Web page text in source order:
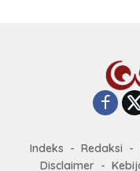
Indeks Redaksi
Disclaimer